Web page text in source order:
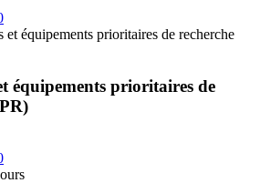
et équipements prioritaires de recherche
équipements prioritaires de